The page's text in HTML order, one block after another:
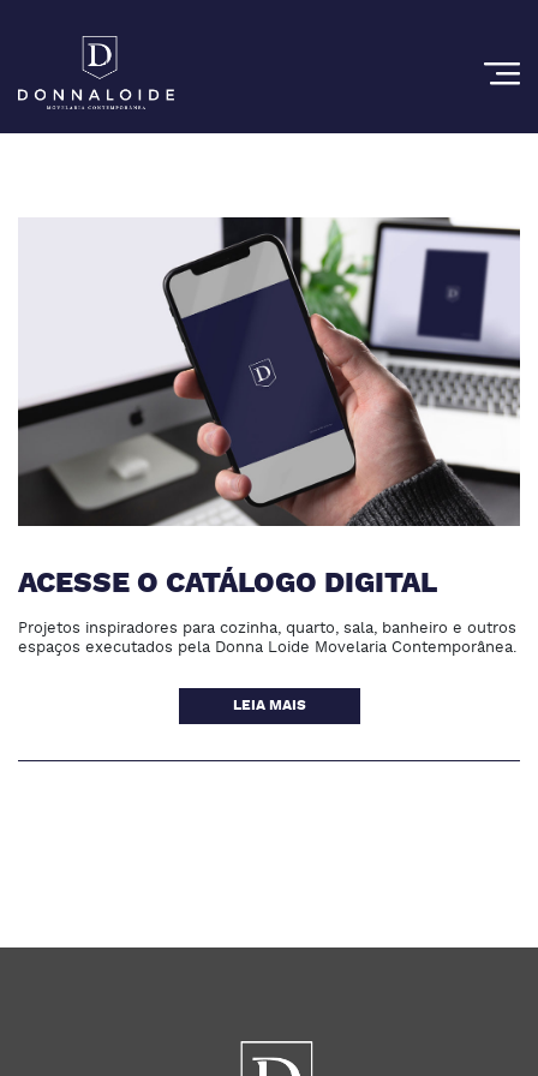
ACESSE O CATÁLOGO DIGITAL
Projetos inspiradores para cozinha, quarto, sala, banheiro e outros
espaços executados pela Donna Loide Movelaria Contemporânea.
LEIA MAIS